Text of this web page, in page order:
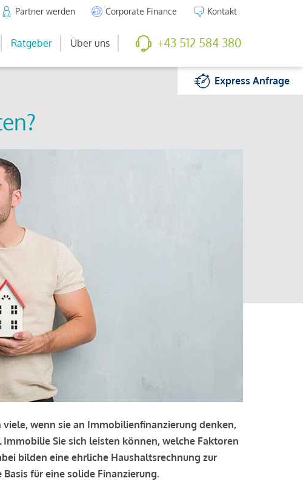
Partner werden Corporate Finance Kontakt
Ratgeber Über uns +43 512 584 380
ExpressAnfrage
wenn sie an Immobilienfinanzierung denken,
Sie sich leisten können, welche Faktoren
bilden eine ehrliche Haushaltsrechnung zur
für eine solide Finanzierung.